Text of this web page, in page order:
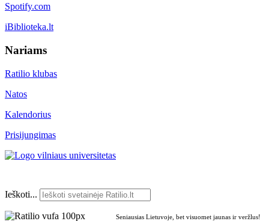
Spotify.com
iBiblioteka.lt
Nariams
Ratilio klubas
Natos
Kalendorius
Prisijungimas
Ieškoti...
Seniausias Lietuvoje, bet visuomet jaunas ir veržlus!